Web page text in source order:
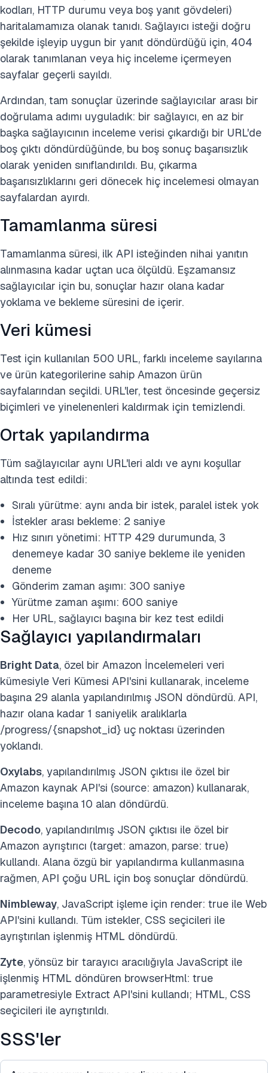
kodları, HTTP durumu veya boş yanıt gövdeleri)
haritalamamıza olanak tanıdı. Sağlayıcı isteği doğru
şekilde işleyip uygun bir yanıt döndürdüğü için, 404
olarak tanımlanan veya hiç inceleme içermeyen
sayfalar geçerli sayıldı.
Ardından, tam sonuçlar üzerinde sağlayıcılar arası bir
doğrulama adımı uyguladık: bir sağlayıcı, en az bir
başka sağlayıcının inceleme verisi çıkardığı bir URL'de
boş çıktı döndürdüğünde, bu boş sonuç başarısızlık
olarak yeniden sınıflandırıldı. Bu, çıkarma
başarısızlıklarını geri dönecek hiç incelemesi olmayan
sayfalardan ayırdı.
Tamamlanma süresi
Tamamlanma süresi, ilk API isteğinden nihai yanıtın
alınmasına kadar uçtan uca ölçüldü. Eşzamansız
sağlayıcılar için bu, sonuçlar hazır olana kadar
yoklama ve bekleme süresini de içerir.
Veri kümesi
Test için kullanılan 500 URL, farklı inceleme sayılarına
ve ürün kategorilerine sahip Amazon ürün
sayfalarından seçildi. URL'ler, test öncesinde geçersiz
biçimleri ve yinelenenleri kaldırmak için temizlendi.
Ortak yapılandırma
Tüm sağlayıcılar aynı URL'leri aldı ve aynı koşullar
altında test edildi:
Sıralı yürütme: aynı anda bir istek, paralel istek yok
İstekler arası bekleme: 2 saniye
Hız sınırı yönetimi: HTTP 429 durumunda, 3
denemeye kadar 30 saniye bekleme ile yeniden
deneme
Gönderim zaman aşımı: 300 saniye
Yürütme zaman aşımı: 600 saniye
Her URL, sağlayıcı başına bir kez test edildi
Sağlayıcı yapılandırmaları
Bright Data, özel bir Amazon İncelemeleri veri
kümesiyle Veri Kümesi API'sini kullanarak, inceleme
başına 29 alanla yapılandırılmış JSON döndürdü. API,
hazır olana kadar 1 saniyelik aralıklarla
/progress/{snapshot_id} uç noktası üzerinden
yoklandı.
Oxylabs, yapılandırılmış JSON çıktısı ile özel bir
Amazon kaynak API'si (source: amazon) kullanarak,
inceleme başına 10 alan döndürdü.
Decodo, yapılandırılmış JSON çıktısı ile özel bir
Amazon ayrıştırıcı (target: amazon, parse: true)
kullandı. Alana özgü bir yapılandırma kullanmasına
rağmen, API çoğu URL için boş sonuçlar döndürdü.
Nimbleway, JavaScript işleme için render: true ile Web
API'sini kullandı. Tüm istekler, CSS seçicileri ile
ayrıştırılan işlenmiş HTML döndürdü.
Zyte, yönsüz bir tarayıcı aracılığıyla JavaScript ile
işlenmiş HTML döndüren browserHtml: true
parametresiyle Extract API'sini kullandı; HTML, CSS
seçicileri ile ayrıştırıldı.
SSS'ler